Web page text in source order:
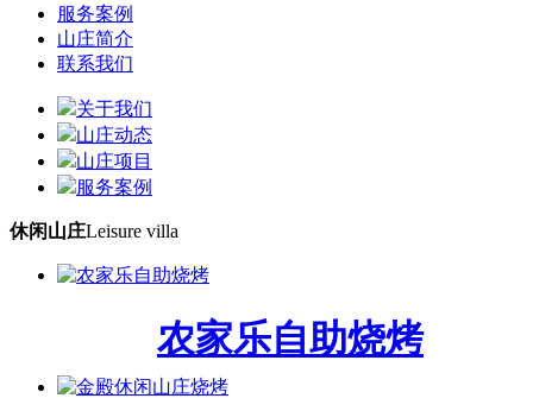
服务案例
山庄简介
联系我们
关于我们
山庄动态
山庄项目
服务案例
休闲山庄Leisure villa
农家乐自助烧烤